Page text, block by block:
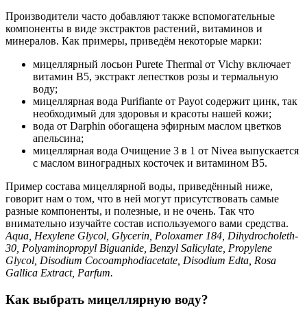
Производители часто добавляют также вспомогательные
компоненты в виде экстрактов растений, витаминов и
минералов. Как примеры, приведём некоторые марки:
мицеллярный лосьон Purete Thermal от Vichy включает
витамин В5, экстракт лепестков розы и термальную
воду;
мицеллярная вода Purifiante от Payot содержит цинк, так
необходимый для здоровья и красоты нашей кожи;
вода от Darphin обогащена эфирным маслом цветков
апельсина;
мицеллярная вода Очищение 3 в 1 от Nivea выпускается
с маслом виноградных косточек и витамином В5.
Пример состава мицеллярной воды, приведённый ниже,
говорит нам о том, что в ней могут присутствовать самые
разные компоненты, и полезные, и не очень. Так что
внимательно изучайте состав используемого вами средства.
Aqua, Hexylene Glycol, Glycerin, Poloxamer 184, Dihydrocholeth-
30, Polyaminopropyl Biguanide, Benzyl Salicylate, Propylene
Glycol, Disodium Cocoamphodiacetate, Disodium Edta, Rosa
Gallica Extract, Parfum.
Как выбрать мицеллярную воду?